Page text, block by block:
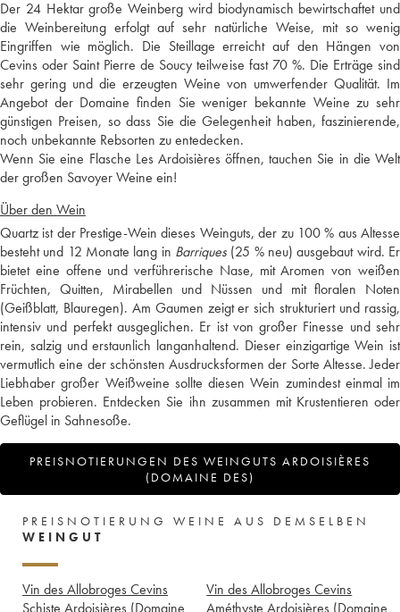
Der 24 Hektar große Weinberg wird biodynamisch bewirtschaftet und
die Weinbereitung erfolgt auf sehr natürliche Weise, mit so wenig
Eingriffen wie möglich. Die Steillage erreicht auf den Hängen von
Cevins oder Saint Pierre de Soucy teilweise fast 70 %. Die Erträge sind
sehr gering und die erzeugten Weine von umwerfender Qualität. Im
Angebot der Domaine finden Sie weniger bekannte Weine zu sehr
günstigen Preisen, so dass Sie die Gelegenheit haben, faszinierende,
noch unbekannte Rebsorten zu entedecken.
Wenn Sie eine Flasche Les Ardoisières öffnen, tauchen Sie in die Welt
der großen Savoyer Weine ein!
Über den Wein
Quartz ist der Prestige-Wein dieses Weinguts, der zu 100 % aus Altesse
besteht und 12 Monate lang in Barriques (25 % neu) ausgebaut wird. Er
bietet eine offene und verführerische Nase, mit Aromen von weißen
Früchten, Quitten, Mirabellen und Nüssen und mit floralen Noten
(Geißblatt, Blauregen). Am Gaumen zeigt er sich strukturiert und rassig,
intensiv und perfekt ausgeglichen. Er ist von großer Finesse und sehr
rein, salzig und erstaunlich langanhaltend. Dieser einzigartige Wein ist
vermutlich eine der schönsten Ausdrucksformen der Sorte Altesse. Jeder
Liebhaber großer Weißweine sollte diesen Wein zumindest einmal im
Leben probieren. Entdecken Sie ihn zusammen mit Krustentieren oder
Geflügel in Sahnesoße.
PREISNOTIERUNGEN DES WEINGUTS ARDOISIÈRES
(DOMAINE DES)
PREISNOTIERUNG WEINE AUS DEMSELBEN
WEINGUT
Vin des Allobroges Cevins
Schiste Ardoisières (Domaine
Vin des Allobroges Cevins
Améthyste Ardoisières (Domaine